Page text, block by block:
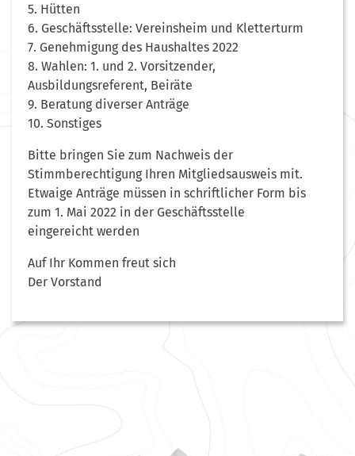
5. Hütten
6. Geschäftsstelle: Vereinsheim und Kletterturm
7. Genehmigung des Haushaltes 2022
8. Wahlen: 1. und 2. Vorsitzender,
Ausbildungsreferent, Beiräte
9. Beratung diverser Anträge
10. Sonstiges
Bitte bringen Sie zum Nachweis der
Stimmberechtigung Ihren Mitgliedsausweis mit.
Etwaige Anträge müssen in schriftlicher Form bis
zum 1. Mai 2022 in der Geschäftsstelle
eingereicht werden
Auf Ihr Kommen freut sich
Der Vorstand